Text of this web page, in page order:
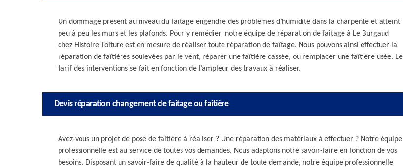
Un dommage présent au niveau du faîtage engendre des problèmes d’humidité dans la charpente et atteint
peu à peu les murs et les plafonds. Pour y remédier, notre équipe de réparation de faîtage à Le Burgaud
chez Histoire Toiture est en mesure de réaliser toute réparation de faîtage. Nous pouvons ainsi effectuer la
réparation de faîtières soulevées par le vent, réparer une faîtière cassée, ou remplacer une faîtière usée. Le
tarif des interventions se fait en fonction de l’ampleur des travaux à réaliser.
Devis réparation changement de faitage ou faitière
Avez-vous un projet de pose de faitière à réaliser ? Une réparation des matériaux à effectuer ? Notre équipe
professionnelle est au service de toutes vos demandes. Nous adaptons notre savoir-faire en fonction de vos
besoins. Disposant un savoir-faire de qualité à la hauteur de toute demande, notre équipe professionnelle